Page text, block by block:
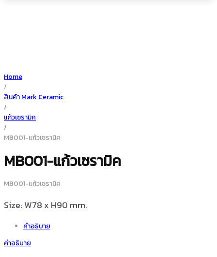
Home
/
สินค้า Mark Ceramic
/
แก้วเซรามิค
/
MB001-แก้วเซรามิค
MB001-แก้วเซรามิค
MB001-แก้วเซรามิค
Size: W78 x H90 mm.
คำอธิบาย
คำอธิบาย